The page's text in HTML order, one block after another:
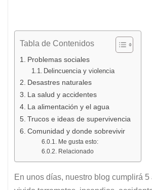
Tabla de Contenidos
Problemas sociales
Delincuencia y violencia
Desastres naturales
La salud y accidentes
La alimentación y el agua
Trucos e ideas de supervivencia
Comunidad y donde sobrevivir
Me gusta esto:
Relacionado
En unos días, nuestro blog cumplirá